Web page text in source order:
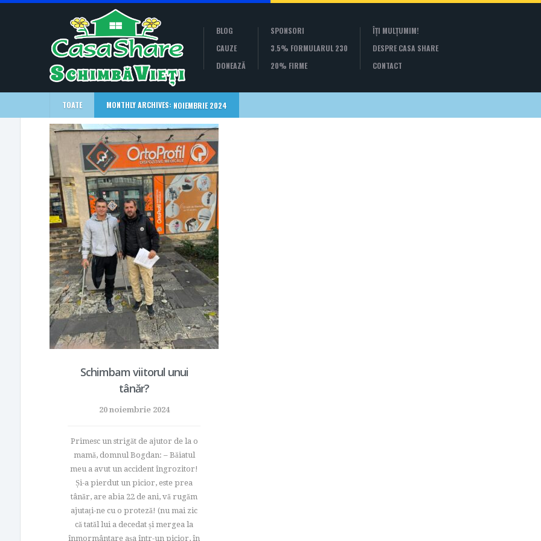
BLOG
CAUZE
DONEAZĂ
SPONSORI
3.5% FORMULARUL 230
20% FIRME
ÎȚI MULȚUMIM!
DESPRE CASA SHARE
CONTACT
TOATE MONTHLY ARCHIVES: NOIEMBRIE 2024
Schimbam viitorul unui
tânăr?
20 noiembrie 2024
Primesc un strigăt de ajutor de la o
mamă, domnul Bogdan: – Băiatul
meu a avut un accident îngrozitor!
Și-a pierdut un picior, este prea
tânăr, are abia 22 de ani, vă rugăm
ajutați-ne cu o proteză! (nu mai zic
că tatăl lui a decedat și mergea la
înmormântare așa într-un picior, în